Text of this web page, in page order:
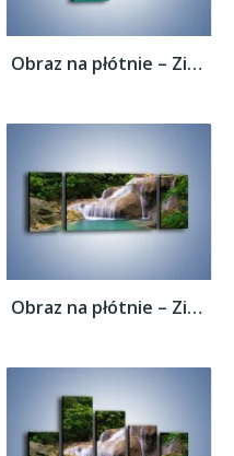
Obraz na płótnie – Zieleń woda i ryby –...
Obraz na płótnie – Zieleń woda i ryby –...